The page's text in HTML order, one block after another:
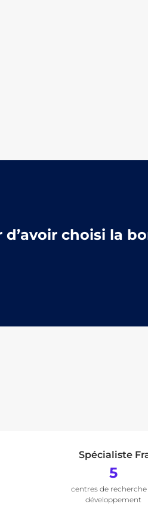
d’avoir choisi la
Spécialiste
5
centres de
développement